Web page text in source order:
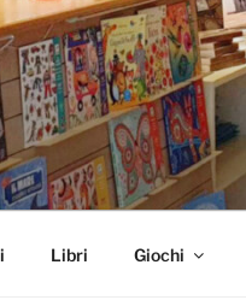
TEMPO
Libri Giochi